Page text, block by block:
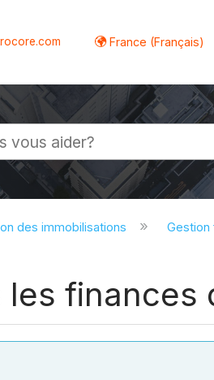
France (Français)
des immobilisations Gestion
finances